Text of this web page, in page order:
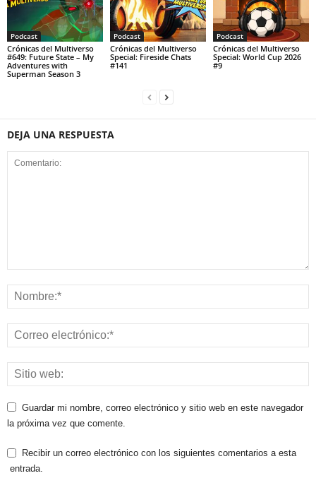
Podcast
Crónicas del Multiverso
#649: Future State – My
Adventures with
Superman Season 3
Podcast
Crónicas del Multiverso
Special: Fireside Chats
#141
Podcast
Crónicas del Multiverso
Special: World Cup 2026
#9
DEJA UNA RESPUESTA
Guardar mi nombre, correo electrónico y sitio web en este navegador
la próxima vez que comente.
Recibir un correo electrónico con los siguientes comentarios a esta
entrada.